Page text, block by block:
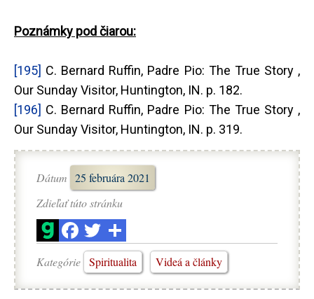
Poznámky pod čiarou:
[195] C. Bernard Ruffin, Padre Pio: The True Story ,
Our Sunday Visitor, Huntington, IN. p. 182.
[196] C. Bernard Ruffin, Padre Pio: The True Story ,
Our Sunday Visitor, Huntington, IN. p. 319.
Dátum 25 februára 2021
Zdieľať túto stránku
Kategórie Spiritualita Videá a články